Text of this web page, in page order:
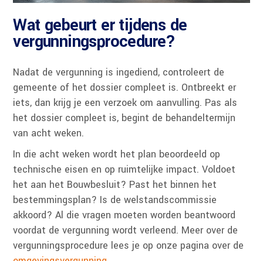
Wat gebeurt er tijdens de
vergunningsprocedure?
Nadat de vergunning is ingediend, controleert de
gemeente of het dossier compleet is. Ontbreekt er
iets, dan krijg je een verzoek om aanvulling. Pas als
het dossier compleet is, begint de behandeltermijn
van acht weken.
In die acht weken wordt het plan beoordeeld op
technische eisen en op ruimtelijke impact. Voldoet
het aan het Bouwbesluit? Past het binnen het
bestemmingsplan? Is de welstandscommissie
akkoord? Al die vragen moeten worden beantwoord
voordat de vergunning wordt verleend. Meer over de
vergunningsprocedure lees je op onze pagina over de